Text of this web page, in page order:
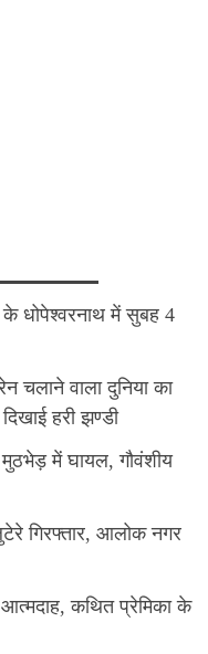
धोपेश्वरनाथ में सुबह 4
चलाने वाला दुनिया का
हरी झण्डी
में घायल, गौवंशीय
गिरफ्तार, आलोक नगर
कथित प्रेमिका के